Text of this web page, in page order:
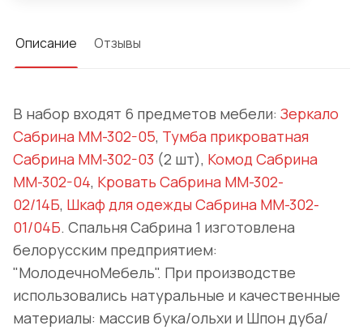
Описание Отзывы
В набор входят 6 предметов мебели: Зеркало
Сабрина ММ-302-05, Тумба прикроватная
Сабрина ММ-302-03 (2 шт), Комод Сабрина
ММ-302-04, Кровать Сабрина ММ-302-
02/14Б, Шкаф для одежды Сабрина ММ-302-
01/04Б. Спальня Сабрина 1 изготовлена
белорусским предприятием:
"МолодечноМебель". При производстве
использовались натуральные и качественные
материалы: массив бука/ольхи и Шпон дуба/